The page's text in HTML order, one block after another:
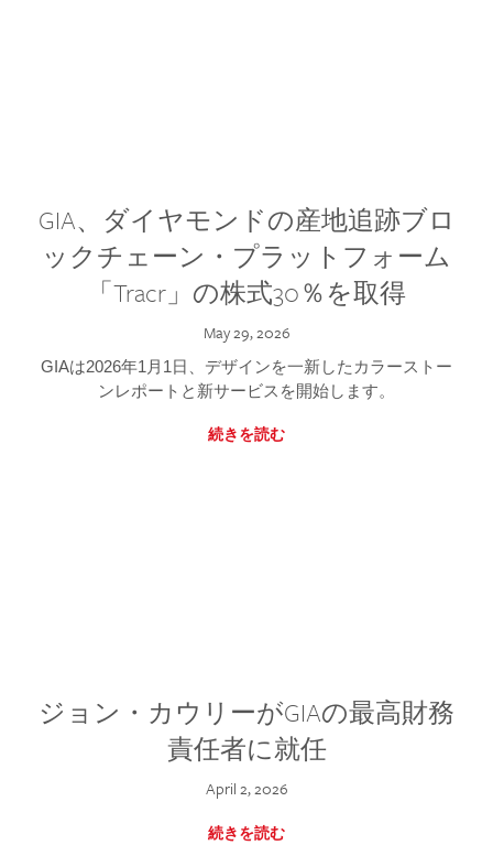
GIA、ダイヤモンドの産地追跡ブロ
ックチェーン・プラットフォーム
「Tracr」の株式30％を取得
May 29, 2026
GIAは2026年1月1日、デザインを一新したカラーストー
ンレポートと新サービスを開始します。
続きを読む
ジョン・カウリーがGIAの最高財務
責任者に就任
April 2, 2026
続きを読む